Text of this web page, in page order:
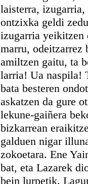
laisterra,
ontzixka geldi
izugarria yeikitzen
marru, odeitzarrez
amiltzen gaitu, ta
larria! Ua naspila!
bata besteren
askatzen da gure
lekune-gaiñera
bizkarrean
galduen nigar
zokoetara. Ene
bat, eta Lazarek
bein lurpetik.